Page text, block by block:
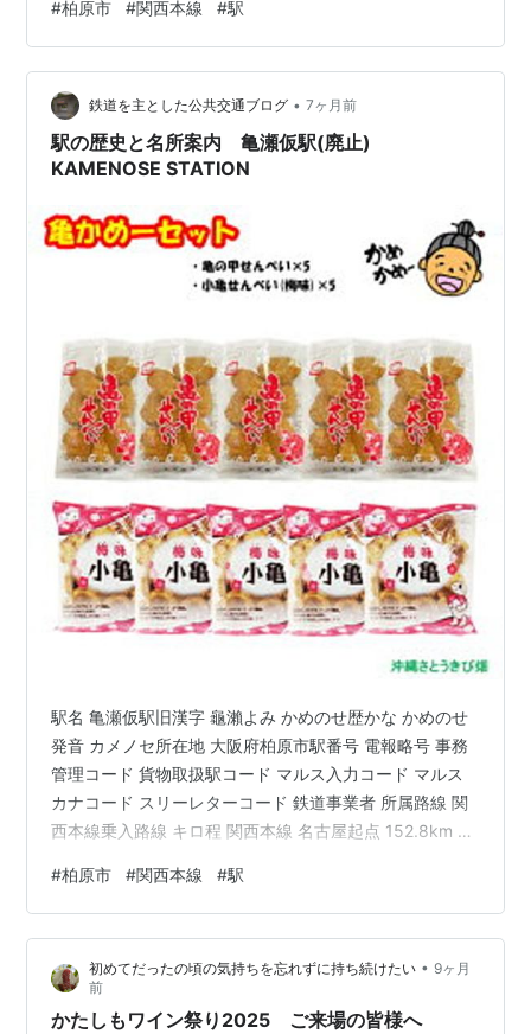
項(国鉄営業局昭和30年4月) 当時すでに廃止 歴史1932年
(昭和7)1月27日 王寺～河内堅上間に亀ノ瀬信号場が開
設。1932年(昭和7)2月1日 王寺～河内堅上間の亀ノ瀬ト
ンネルが地滑りで変形したため使用不可能となり、同区
間が不通となる。1932年(昭和7)…
#柏原市 #関西本線 #駅
鉄道を主とした公共交通ブログ • 7ヶ月前
駅の歴史と名所案内 亀瀬仮駅(廃止)
KAMENOSE STATION
駅名 亀瀬仮駅旧漢字 龜瀨よみ かめのせ歴かな かめのせ
発音 カメノセ所在地 大阪府柏原市駅番号 電報略号 事務
管理コード 貨物取扱駅コード マルス入力コード マルス
カナコード スリーレターコード 鉄道事業者 所属路線 関
西本線乗入路線 キロ程 関西本線 名古屋起点 152.8km 名
廃止 歴史1890年(明治23)9月11日 柏原～亀瀬仮停車場間
(3M58C≒5.99km)が延伸開業。亀瀬仮停車場が開業。
1890年(明治23)12月27日 奈良～王寺間
(9M44C≒15.37km)が開業。奈良駅・郡山駅・法隆寺
駅・王寺駅が開業。1891…
#柏原市 #関西本線 #駅
初めてだったの頃の気持ちを忘れずに持ち続けたい • 9ヶ月
前
かたしもワイン祭り2025 ご来場の皆様へ